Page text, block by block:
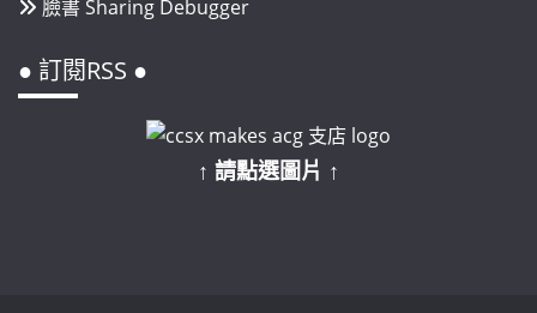
臉書 Sharing Debugger
● 訂閱RSS ●
↑ 請點選圖片 ↑